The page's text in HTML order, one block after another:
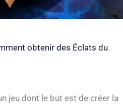
obtenir des Éclats du
jeu dont le but est de créer la